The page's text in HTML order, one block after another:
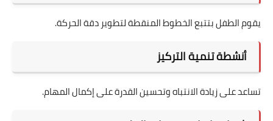
يقوم الطفل بتتبع الخطوط المنقطة لتطوير دقة الحركة.
أنشطة تنمية التركيز
تساعد على زيادة الانتباه وتحسين القدرة على إكمال المهام.